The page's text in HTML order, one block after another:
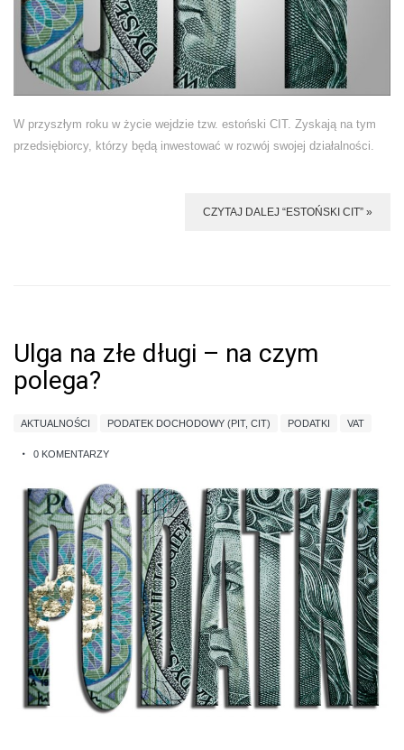
W przyszłym roku w życie wejdzie tzw. estoński CIT. Zyskają na tym
przedsiębiorcy, którzy będą inwestować w rozwój swojej działalności.
CZYTAJ DALEJ “ESTOŃSKI CIT” »
Ulga na złe długi – na czym
polega?
AKTUALNOŚCI PODATEK DOCHODOWY (PIT, CIT) PODATKI VAT
0 KOMENTARZY